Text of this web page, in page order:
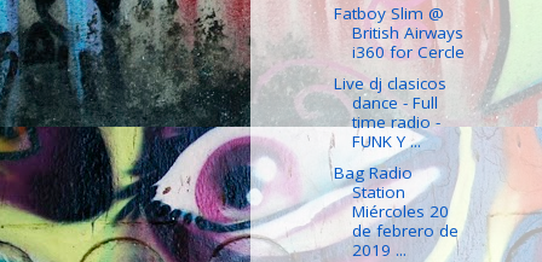
Fatboy Slim @
British Airways
i360 for Cercle
Live dj clasicos
dance - Full
time radio -
FUNK Y ...
Bag Radio
Station
Miércoles 20
de febrero de
2019 ...